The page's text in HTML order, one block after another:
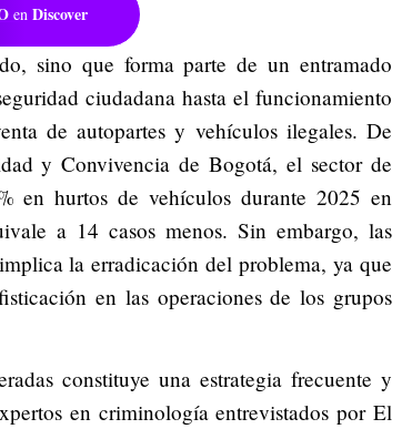
en Discover
sino que forma parte de un entramado
ciudadana hasta el funcionamiento
de autopartes y vehículos ilegales. De
y Convivencia de Bogotá, el sector de
en hurtos de vehículos durante 2025 en
a 14 casos menos. Sin embargo, las
la erradicación del problema, ya que
en las operaciones de los grupos
constituye una estrategia frecuente y
en criminología entrevistados por El